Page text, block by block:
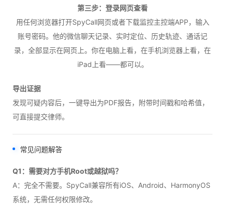
第三步：登录网页查看
用任何浏览器打开SpyCall网页或者下载监控主控端APP，输入
账号密码。他的微信聊天记录、实时定位、历史轨迹、通话记
录，全部显示在网页上。你在电脑上看，在手机浏览器上看，在
iPad上看——都可以。
导出证据
发现可疑内容后，一键导出为PDF报告，附带时间戳和哈希值，
可直接提交律师。
常见问题解答
Q1：需要对方手机Root或越狱吗？
A：完全不需要。SpyCall兼容所有iOS、Android、HarmonyOS
系统，无需任何权限修改。